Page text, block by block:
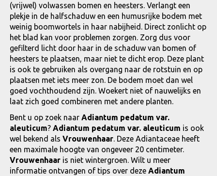
(vrijwel) volwassen bomen en heesters. Verlangt een
plekje in de halfschaduw en een humusrijke bodem met
weinig boomwortels in haar nabijheid. Direct zonlicht op
het blad kan voor problemen zorgen. Zorg dus voor
gefilterd licht door haar in de schaduw van bomen of
heesters te plaatsen, maar niet te dicht erop. Deze plant
is ook te gebruiken als overgang naar de rotstuin en op
plaatsen met iets meer zon. De bodem moet dan wel
goed vochthoudend zijn. Woekert niet of nauwelijks en
laat zich goed combineren met andere planten.
Bent u op zoek naar Adiantum pedatum var.
aleuticum? Adiantum pedatum var. aleuticum is ook
wel bekend als Vrouwenhaar. Deze Adiantaceae heeft
een maximale hoogte van ongeveer 20 centimeter.
Vrouwenhaar is niet wintergroen. Wilt u meer
informatie ontvangen of tips over deze Adiantum